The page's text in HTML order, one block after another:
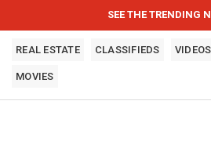
SEE THE TRENDING
REAL ESTATE CLASSIFIEDS VIDEOS
MOVIES